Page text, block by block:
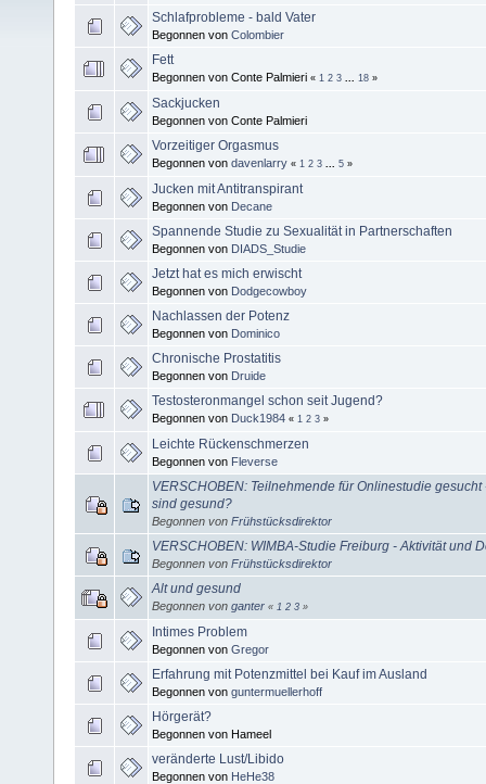
Schlafprobleme - bald Vater
Begonnen von Colombier
Fett
Begonnen von Conte Palmieri « 1 2 3 18 »
Sackjucken
Begonnen von Conte Palmieri
Vorzeitiger Orgasmus
Begonnen von davenlarry « 1 2 3 5 »
Jucken mit Antitranspirant
Begonnen von Decane
Spannende Studie zu Sexualität in Partnerschaften
Begonnen von DIADS_Studie
Jetzt hat es mich erwischt
Begonnen von Dodgecowboy
Nachlassen der Potenz
Begonnen von Dominico
Chronische Prostatitis
Begonnen von Druide
Testosteronmangel schon seit Jugend?
Begonnen von Duck1984 « 1 2 3 »
Leichte Rückenschmerzen
Begonnen von Fleverse
VERSCHOBEN: Teilnehmende für Onlinestudie
sind gesund?
Begonnen von Frühstücksdirektor
VERSCHOBEN: WIMBA-Studie Freiburg - Aktivität und
Begonnen von Frühstücksdirektor
Alt und gesund
Begonnen von ganter « 1 2 3 »
Intimes Problem
Begonnen von Gregor
Erfahrung mit Potenzmittel bei Kauf im Ausland
Begonnen von guntermuellerhoff
Hörgerät?
Begonnen von Hameel
veränderte Lust/Libido
Begonnen von HeHe38